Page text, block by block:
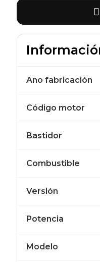
Año fabricación
Código motor
Bastidor
Combustible
Versión
Potencia
Modelo